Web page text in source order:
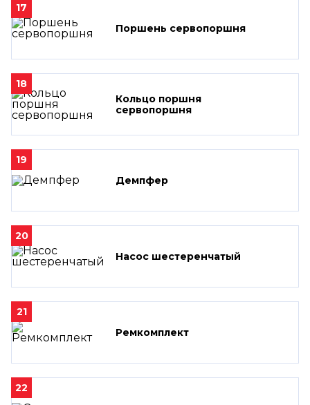
17
Поршень сервопоршня
18
Кольцо поршня
сервопоршня
19
Демпфер
20
Насос шестеренчатый
21
Ремкомплект
22